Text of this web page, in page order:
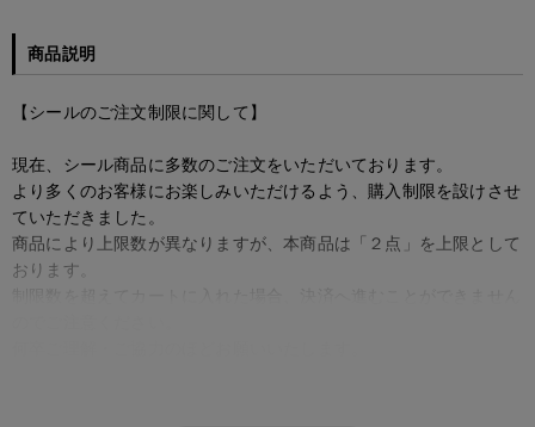
商品説明
【シールのご注文制限に関して】
現在、シール商品に多数のご注文をいただいております。
より多くのお客様にお楽しみいただけるよう、購入制限を設けさせ
ていただきました。
商品により上限数が異なりますが、本商品は「２点」を上限として
おります。